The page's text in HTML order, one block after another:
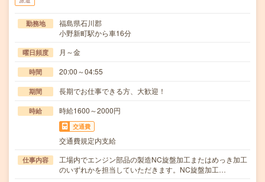
勤務地
福島県石川郡
小野新町駅から車16分
曜日頻度 月～金
時間 20:00～04:55
期間 長期でお仕事できる方、大歓迎！
時給 時給1600～2000円
交通費
交通費規定内支給
仕事内容
工場内でエンジン部品の製造NC旋盤加工またはめっき加工
のいずれかを担当していただきます。NC旋盤加工…